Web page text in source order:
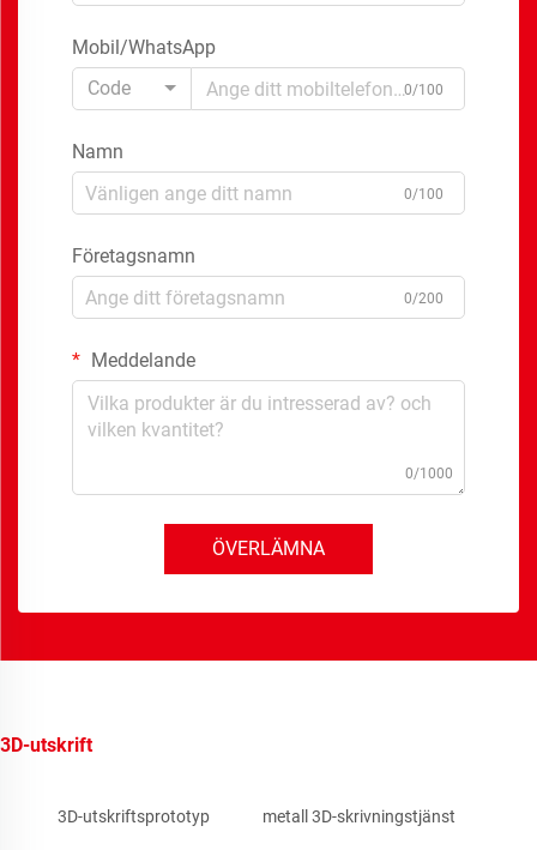
Mobil/WhatsApp
Code
0/100
Namn
0/100
Företagsnamn
0/200
Meddelande
0/1000
ÖVERLÄMNA
3D-utskrift
3D-utskriftsprototyp metall 3D-skrivningstjänst